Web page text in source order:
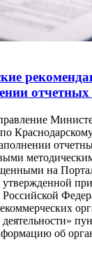
на
об